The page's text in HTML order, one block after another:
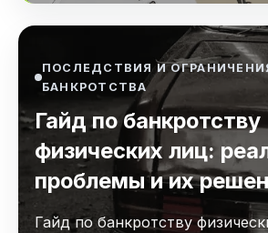
ПОСЛЕДСТВИЯ И
БАНКРОТСТВА
Гайд по банкротству
физических лиц:
проблемы и их
Гайд по банкротству